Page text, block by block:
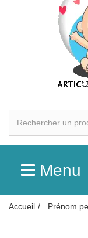
Menu
Accueil Prénom